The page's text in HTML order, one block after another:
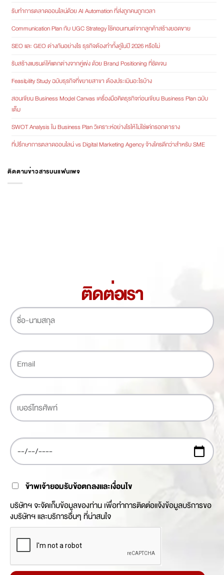
รับทำการตลาดออนไลน์ด้วย AI Automation ที่ส่งถูกคนถูกเวลา
Communication Plan กับ UGC Strategy ใช้คอนเทนต์จากลูกค้าสร้างยอดขาย
SEO และ GEO ต่างกันอย่างไร ธุรกิจต้องทำทั้งคู่ในปี 2026 หรือไม่
รับสร้างแบรนด์ให้แตกต่างจากคู่แข่ง ด้วย Brand Positioning ที่ชัดเจน
Feasibility Study ฉบับธุรกิจที่ขยายสาขา ต้องประเมินอะไรบ้าง
สอนเขียน Business Model Canvas เครื่องมือคิดธุรกิจก่อนเขียน Business Plan ฉบับ
เต็ม
SWOT Analysis ใน Business Plan วิเคราะห์อย่างไรให้ไม่ใช่แค่กรอกตาราง
ที่ปรึกษาการตลาดออนไลน์ vs Digital Marketing Agency จ้างใครดีกว่าสำหรับ SME
ติดตามข่าวสารบนแฟนเพจ
ติดต่อเรา
ข้าพเจ้ายอมรับข้อตกลงและเงื่อนไข
บริษัทฯ จะจัดเก็บข้อมูลของท่าน เพื่อทำการติดต่อแจ้งข้อมูลบริการขอ
งบริษัทฯ และบริการอื่นๆ ที่น่าสนใจ